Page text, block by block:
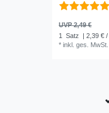
UVP 2,49 €
1 Satz
| 2,39 € /
*inkl. ges. MwSt.